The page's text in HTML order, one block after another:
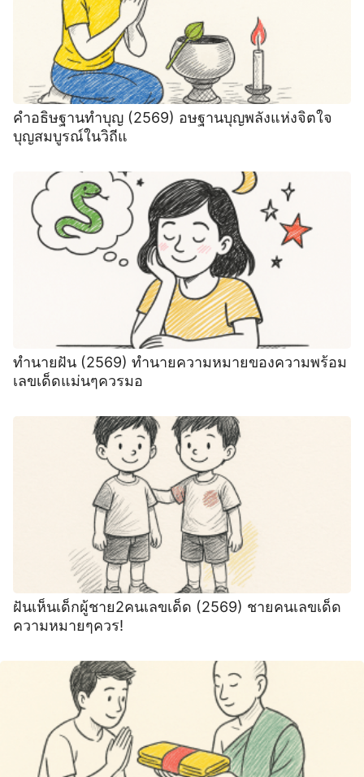
คำอธิษฐานทำบุญ (2569) อษฐานบุญพลังแห่งจิตใจ
บุญสมบูรณ์ในวิถีแ
ทํานายฝัน (2569) ทํานายความหมายของความพร้อม
เลขเด็ดแม่นๆควรมอ
ฝันเห็นเด็กผู้ชาย2คนเลขเด็ด (2569) ชายคนเลขเด็ด
ความหมายๆควร!